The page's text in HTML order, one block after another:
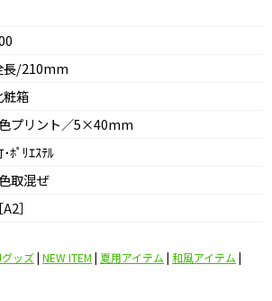
長/210mm
粧箱
プリント／5×40mm
･ﾎﾟﾘｴｽﾃﾙ
取混ぜ
［A2］
ッズ| NEW ITEM | 夏用アイテム | 和風アイテム |